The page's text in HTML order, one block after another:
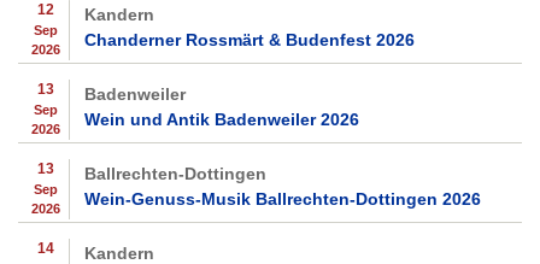
12
Sep
2026
Kandern
Chanderner Rossmärt & Budenfest 2026
13
Sep
2026
Badenweiler
Wein und Antik Badenweiler 2026
13
Sep
2026
Ballrechten-Dottingen
Wein-Genuss-Musik Ballrechten-Dottingen 2026
14 Kandern